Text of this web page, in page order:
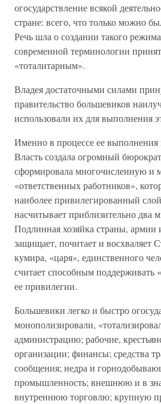
огосударствление всякой
стране: всего, что только можно
Речь шла о создании такого
современной терминологии
«тоталитарным».
Владея достаточными силами
правительство большевиков
использовали их для выполнения
Именно в процессе ее выполнения
Власть создала огромный
сформировала многочисленную и
«ответственных работников»,
наиболее привилегированный
насчитывает приблизительно два
Подлинная хозяйка страны, армии
защищает, почитает и восхваляет
кумира, «царя», единственного
считает способным поддерживать
ее привилегии.
Большевики легко и быстро
монополизировали,
администрацию; рабочие,
организации; финансы; средства
сообщения; недра и
промышленность; внешнюю и в
внутреннюю торговлю; крупную